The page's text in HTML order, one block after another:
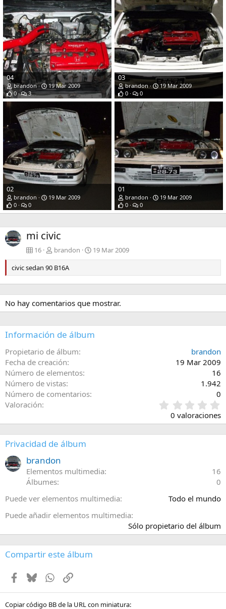
04
brandon
19 Mar 2009
0
3
03
brandon
19 Mar 2009
0
0
02
brandon
19 Mar 2009
0
0
01
brandon
19 Mar 2009
0
0
mi civic
16 brandon
19 Mar 2009
civic sedan 90 B16A
No hay comentarios que mostrar.
Información de álbum
Propietario de álbum
brandon
Fecha de creación
19 Mar 2009
Número de elementos
16
Número de vistas
1.942
Número de comentarios
0
Valoración
,
0
0
)
0 valoraciones
Privacidad de álbum
brandon
Elementos multimedia
16
Álbumes
0
Puede ver elementos multimedia
Todo el mundo
Puede añadir elementos multimedia
Sólo propietario del álbum
Compartir este álbum
Facebook
BlueskyWhatsApp
Enlace
Copiar código BB de la URL con miniatura